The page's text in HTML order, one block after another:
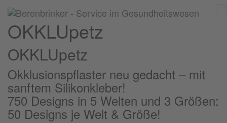
OKKLUpetz
OKKLUpetz
Okklusionspflaster neu gedacht – mit
sanftem Silikonkleber!
750 Designs in 5 Welten und 3 Größen:
50 Designs je Welt & Größe!